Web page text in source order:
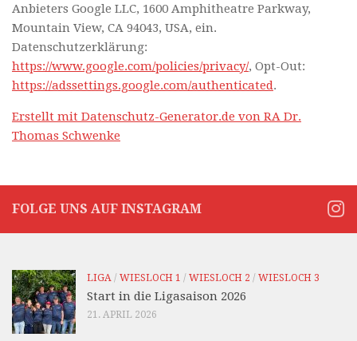
Anbieters Google LLC, 1600 Amphitheatre Parkway,
Mountain View, CA 94043, USA, ein.
Datenschutzerklärung:
https://www.google.com/policies/privacy/, Opt-Out:
https://adssettings.google.com/authenticated.
Erstellt mit Datenschutz-Generator.de von RA Dr.
Thomas Schwenke
FOLGE UNS AUF INSTAGRAM
LIGA / WIESLOCH 1 / WIESLOCH 2 / WIESLOCH 3
Start in die Ligasaison 2026
21. APRIL 2026